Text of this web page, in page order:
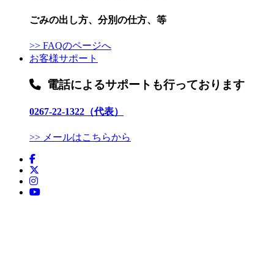
ごみの出し方、分別の仕方、等
>> FAQのページへ
お客様サポート
電話によるサポートも行っております
0267-22-1322（代表）
>> メールはこちらから